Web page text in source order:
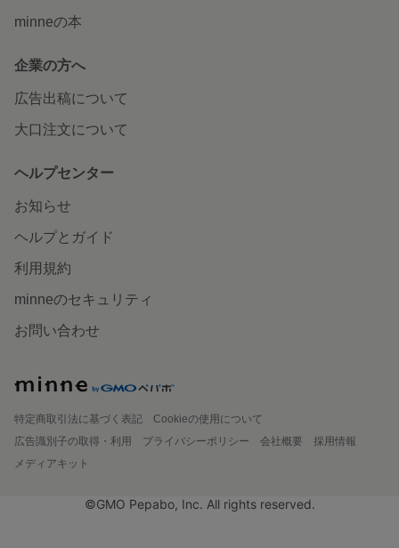
minneの本
企業の方へ
広告出稿について
大口注文について
ヘルプセンター
お知らせ
ヘルプとガイド
利用規約
minneのセキュリティ
お問い合わせ
特定商取引法に基づく表記
Cookieの使用について
広告識別子の取得・利用
プライバシーポリシー 会社概要
採用情報
メディアキット
©GMO Pepabo, Inc. All rights reserved.